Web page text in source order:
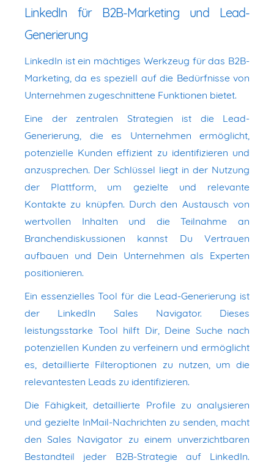
LinkedIn für B2B-Marketing und Lead-
Generierung
LinkedIn ist ein mächtiges Werkzeug für das B2B-
Marketing, da es speziell auf die Bedürfnisse von
Unternehmen zugeschnittene Funktionen bietet.
Eine der zentralen Strategien ist die Lead-
Generierung, die es Unternehmen ermöglicht,
potenzielle Kunden effizient zu identifizieren und
anzusprechen. Der Schlüssel liegt in der Nutzung
der Plattform, um gezielte und relevante
Kontakte zu knüpfen. Durch den Austausch von
wertvollen Inhalten und die Teilnahme an
Branchendiskussionen kannst Du Vertrauen
aufbauen und Dein Unternehmen als Experten
positionieren.
Ein essenzielles Tool für die Lead-Generierung ist
der LinkedIn Sales Navigator. Dieses
leistungsstarke Tool hilft Dir, Deine Suche nach
potenziellen Kunden zu verfeinern und ermöglicht
es, detaillierte Filteroptionen zu nutzen, um die
relevantesten Leads zu identifizieren.
Die Fähigkeit, detaillierte Profile zu analysieren
und gezielte InMail-Nachrichten zu senden, macht
den Sales Navigator zu einem unverzichtbaren
Bestandteil jeder B2B-Strategie auf LinkedIn.